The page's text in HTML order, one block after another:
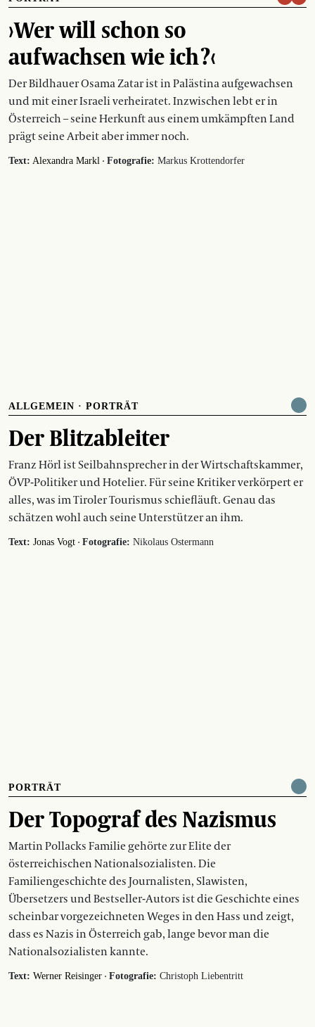
›Wer will schon so
aufwachsen wie ich ?‹
Der Bildhauer Osama Zatar ist in Palästina aufgewachsen
und mit einer Israeli verheiratet. Inzwischen lebt er in
Österreich – seine Herkunft aus einem umkämpften Land
prägt seine Arbeit aber immer noch.
Text: Alexandra Markl · Fotografie: Markus Krottendorfer
ALLGEMEIN · PORTRÄT
Der Blitzableiter
Franz Hörl ist Seilbahnsprecher in der Wirtschaftskammer,
ÖVP-Politiker und Hotelier. Für seine Kritiker verkörpert er
alles, was im Tiroler Tourismus schiefläuft. Genau das
schätzen wohl auch seine Unterstützer an ihm.
Text: Jonas Vogt · Fotografie: Nikolaus Ostermann
PORTRÄT
Der Topograf des Nazismus
Martin Pollacks Familie gehörte zur Elite der
österreichischen Nationalsozialisten. Die
Familiengeschichte des Journalisten, Slawisten,
Übersetzers und Bestseller-Autors ist die Geschichte eines
scheinbar vorgezeichneten Weges in den Hass und zeigt,
dass es Nazis in Österreich gab, lange bevor man die
Nationalsozialisten kannte.
Text: Werner Reisinger · Fotografie: Christoph Liebentritt